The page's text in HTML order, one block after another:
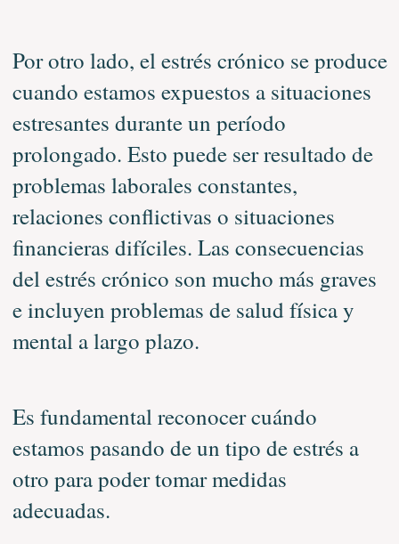
Por otro lado, el estrés crónico se produce
cuando estamos expuestos a situaciones
estresantes durante un período
prolongado. Esto puede ser resultado de
problemas laborales constantes,
relaciones conflictivas o situaciones
financieras difíciles. Las consecuencias
del estrés crónico son mucho más graves
e incluyen problemas de salud física y
mental a largo plazo.
Es fundamental reconocer cuándo
estamos pasando de un tipo de estrés a
otro para poder tomar medidas
adecuadas.